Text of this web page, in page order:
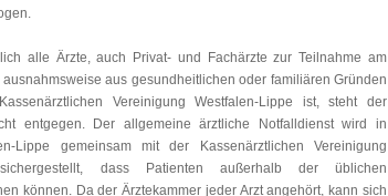
alle Ärzte, auch Privat- und Fachärzte zur Teilnahme am
aus gesundheitlichen oder familiären Gründen
Vereinigung Westfalen-Lippe ist, steht der
entgegen. Der allgemeine ärztliche Notfalldienst wird in
Lippe gemeinsam mit der Kassenärztlichen Vereinigung
dass Patienten außerhalb der üblichen
können. Da der Ärztekammer jeder Arzt angehört, kann sich